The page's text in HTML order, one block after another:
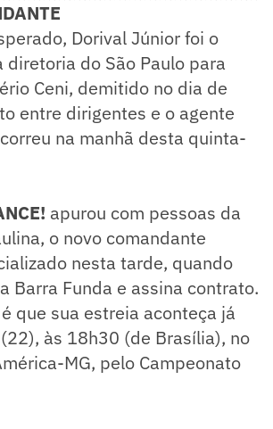
Dorival Júnior foi o
diretoria do São Paulo para
Ceni, demitido no dia de
entre dirigentes e o agente
na manhã desta quinta-
apurou com pessoas da
o novo comandante
nesta tarde, quando
Barra Funda e assina contrato.
que sua estreia aconteça já
às 18h30 (de Brasília), no
MG, pelo Campeonato